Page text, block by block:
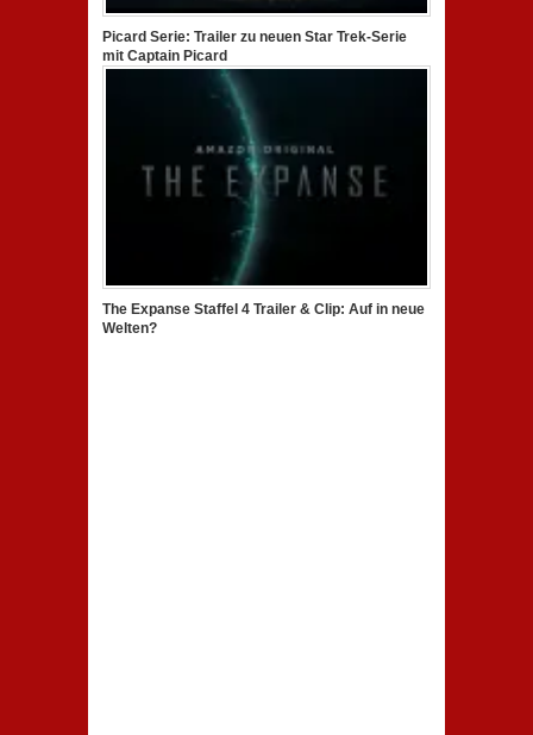
Picard Serie: Trailer zu neuen Star Trek-Serie
mit Captain Picard
The Expanse Staffel 4 Trailer & Clip: Auf in neue
Welten?